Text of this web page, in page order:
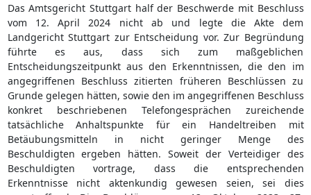
Das Amtsgericht Stuttgart half der Beschwerde mit Beschluss
vom 12. April 2024 nicht ab und legte die Akte dem
Landgericht Stuttgart zur Entscheidung vor. Zur Begründung
führte es aus, dass sich zum maßgeblichen
Entscheidungszeitpunkt aus den Erkenntnissen, die den im
angegriffenen Beschluss zitierten früheren Beschlüssen zu
Grunde gelegen hätten, sowie den im angegriffenen Beschluss
konkret beschriebenen Telefongesprächen zureichende
tatsächliche Anhaltspunkte für ein Handeltreiben mit
Betäubungsmitteln in nicht geringer Menge des
Beschuldigten ergeben hätten. Soweit der Verteidiger des
Beschuldigten vortrage, dass die entsprechenden
Erkenntnisse nicht aktenkundig gewesen seien, sei dies